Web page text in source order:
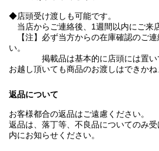
◆店頭受け渡しも可能です。
当店からご連絡後、1週間以内にご来
【注】必ず当方からの在庫確認のご連
い。
掲載品は基本的に店頭には置いて
お越し頂いても商品のお渡しはできかね
返品について
お客様都合の返品はご遠慮ください。
返品は、落丁等、不良品についてのみ
内にお知らせください。